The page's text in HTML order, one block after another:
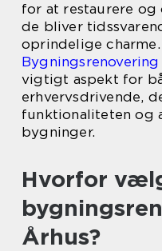
for at restaurere og
de bliver
oprindelige charme.
vigtigt aspekt for
erhvervsdrivende,
funktionaliteten og
bygninger.
Hvorfor
Århus?